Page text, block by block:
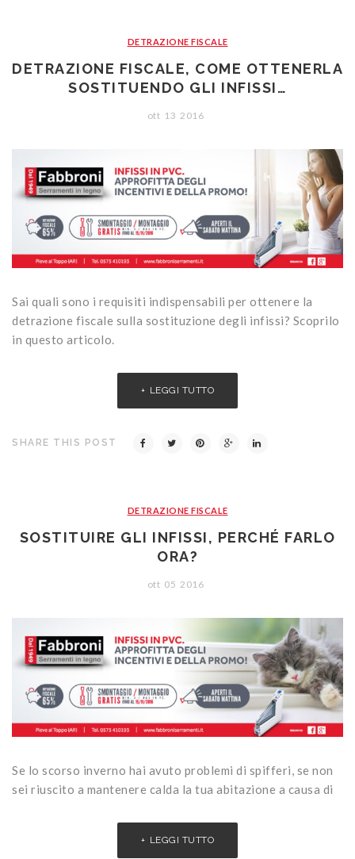
DETRAZIONE FISCALE
DETRAZIONE FISCALE, COME OTTENERLA
SOSTITUENDO GLI INFISSI…
ott 13 2016
Sai quali sono i requisiti indispensabili per ottenere la
detrazione fiscale sulla sostituzione degli infissi? Scoprilo
in questo articolo.
LEGGI TUTTO
SHARE THIS POST
DETRAZIONE FISCALE
SOSTITUIRE GLI INFISSI, PERCHÉ FARLO
ORA?
ott 05 2016
Se lo scorso inverno hai avuto problemi di spifferi, se non
sei riuscito a mantenere calda la tua abitazione a causa di
LEGGI TUTTO